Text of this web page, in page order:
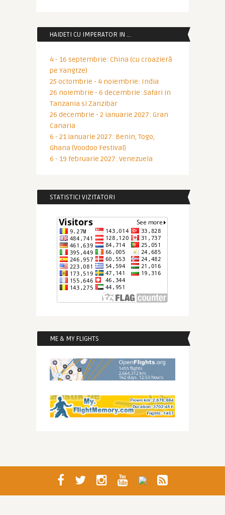
HAIDETI CU IMPERATOR IN …
4 - 16 septembrie: China (cu croazieră
pe Yangtze)
25 octombrie - 4 noiembrie: India
26 noiembrie - 6 decembrie: Safari in
Tanzania si Zanzibar
26 decembrie - 2 ianuarie 2027: Gran
Canaria
6 - 21 ianuarie 2027: Benin, Togo,
Ghana (Voodoo Festival)
6 - 19 februarie 2027: Venezuela
STATISTICI VIZITATORI
ME & MY FLIGHTS